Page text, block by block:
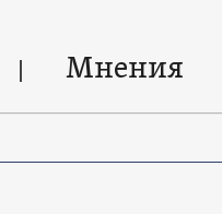
Мнения